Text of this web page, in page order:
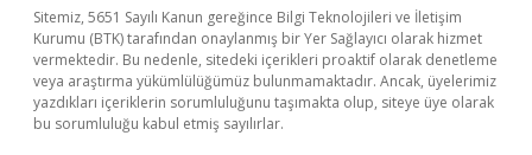
Sitemiz, 5651 Sayılı Kanun gereğince Bilgi Teknolojileri ve İletişim
Kurumu (BTK) tarafından onaylanmış bir Yer Sağlayıcı olarak hizmet
vermektedir. Bu nedenle, sitedeki içerikleri proaktif olarak denetleme
veya araştırma yükümlülüğümüz bulunmamaktadır. Ancak, üyelerimiz
yazdıkları içeriklerin sorumluluğunu taşımakta olup, siteye üye olarak
bu sorumluluğu kabul etmiş sayılırlar.